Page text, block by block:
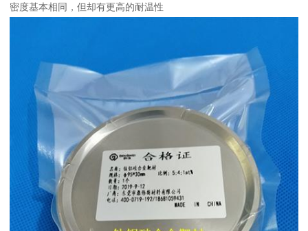
密度基本相同，但却有更高的耐温性